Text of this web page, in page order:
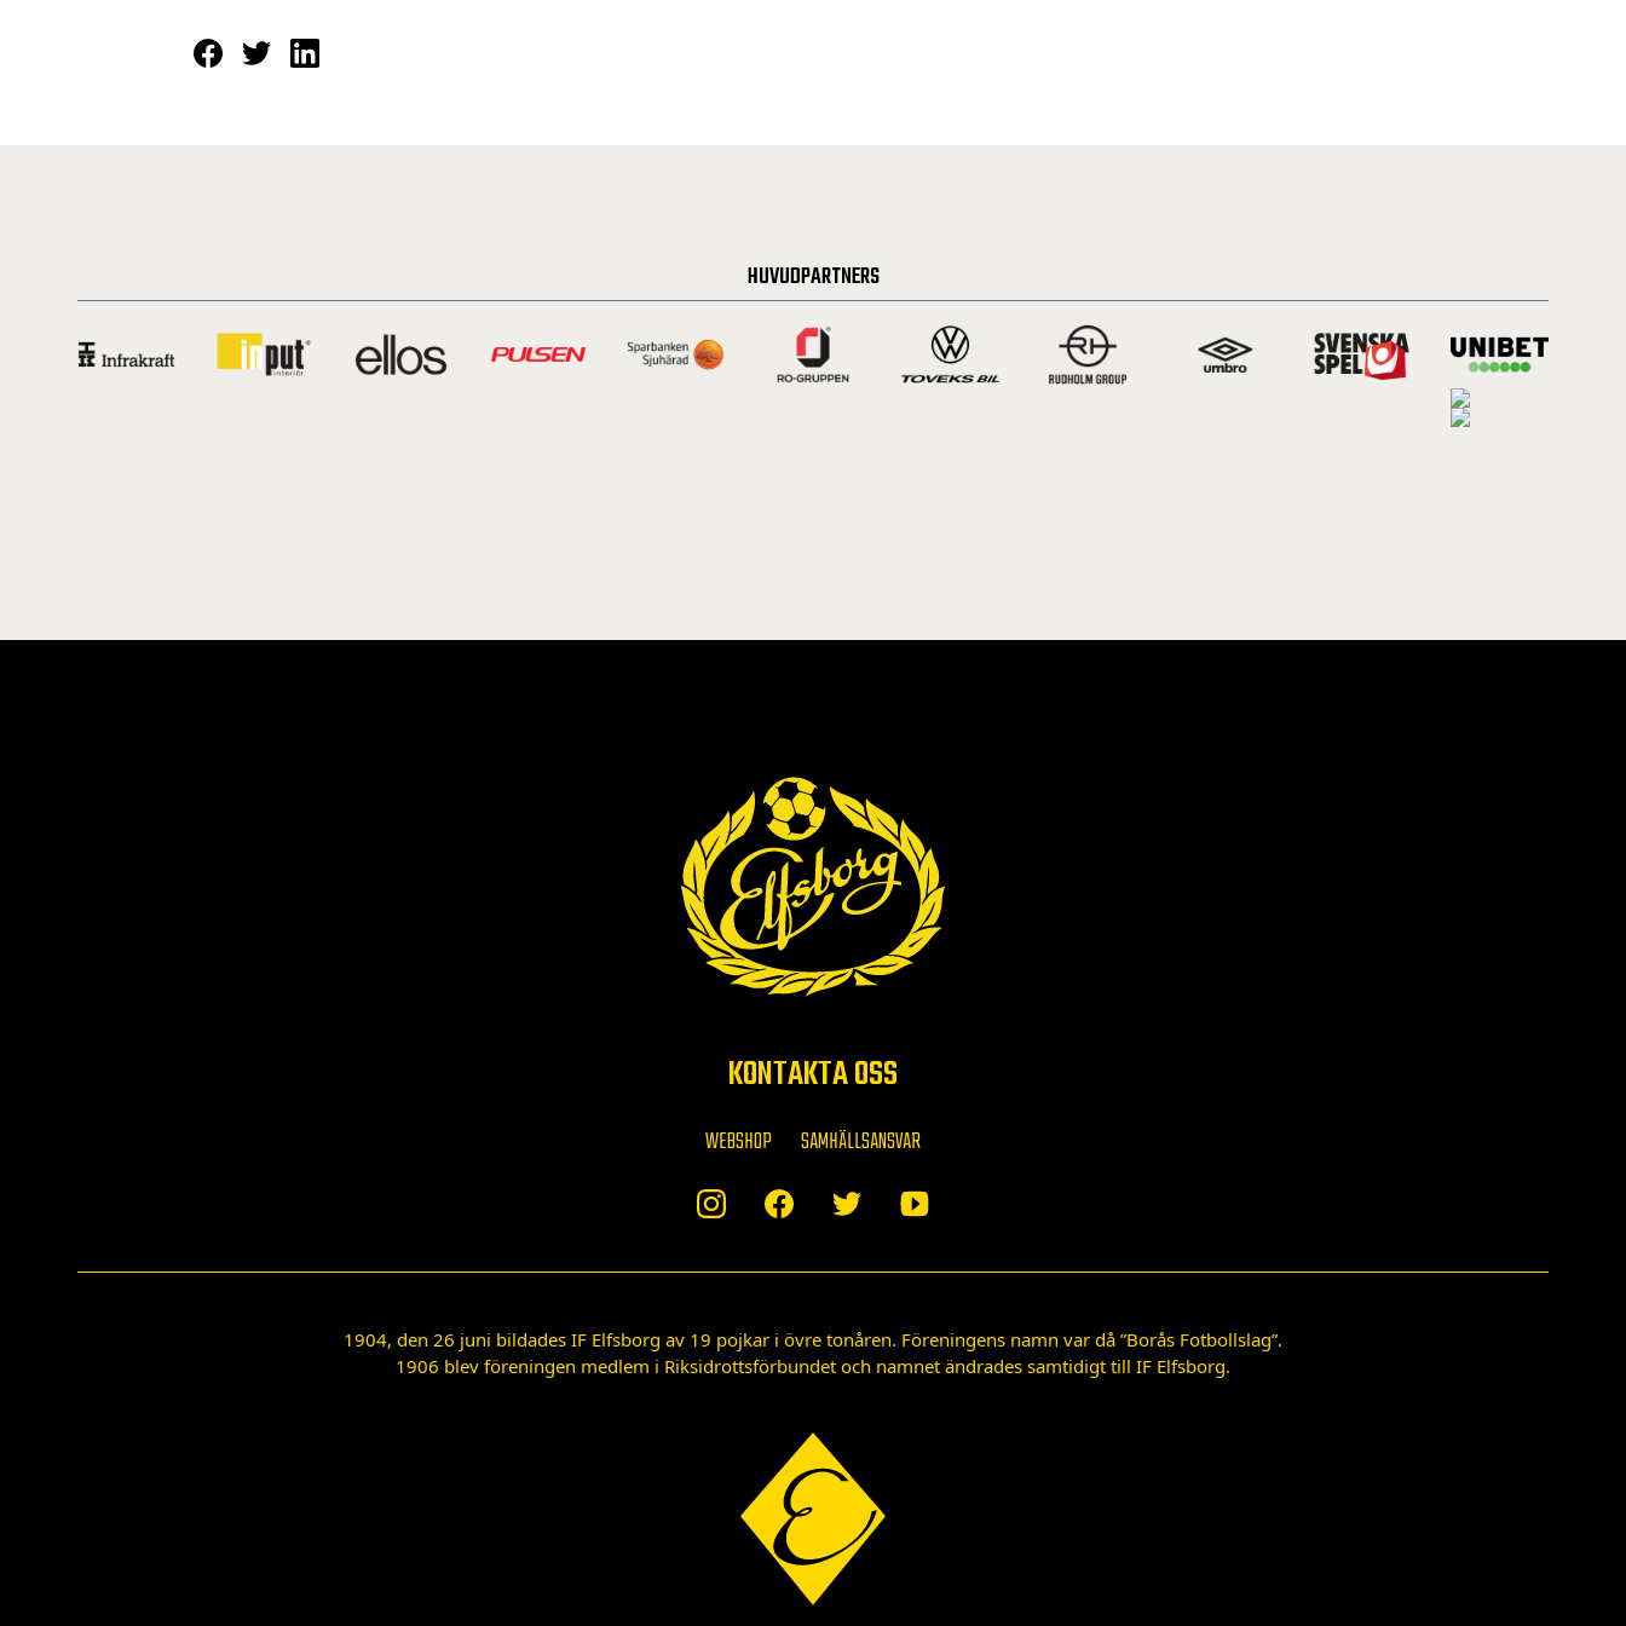
HUVUDPARTNERS
KONTAKTA OSS
WEBSHOP SAMHÄLLSANSVAR
1904, den 26 juni bildades IF Elfsborg av 19 pojkar i övre tonåren. Föreningens namn var då ”Borås Fotbollslag”.
1906 blev föreningen medlem i Riksidrottsförbundet och namnet ändrades samtidigt till IF Elfsborg.